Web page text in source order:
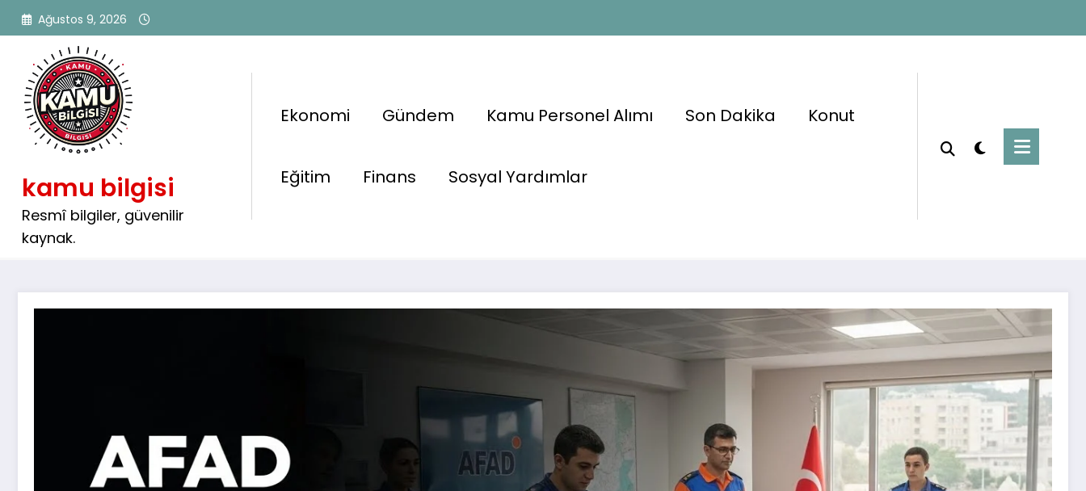
İçeriğe
atla
Ağustos 9, 2026
kamu bilgisi
Resmî bilgiler, güvenilir
kaynak.
Ekonomi Gündem Kamu Personel Alımı Son Dakika Konut
Eğitim Finans Sosyal Yardımlar
AFAD 473 Sözleşmeli Personel Alımı
Başladı 🚨 Başvuru Ekranı Açıldı
Kamu Personel Alımları